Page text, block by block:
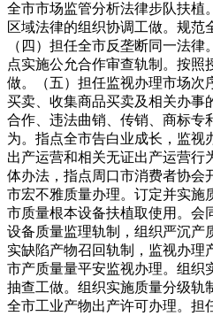
全市市场监管分析法律步队扶植
区域法律的组织协调工做。规范
（四）担任全市反垄断同一法
点实施公允合作审查轨制。按照
做。（五）担任监视办理市场次
买卖、收集商品买卖及相关办事
合作、违法曲销、传销、商标专
为。指点全市告白业成长，监视
出产运营和相关无证出产运营行
体办法，指点周口市消费者协会
市宏不雅质量办理。订定并实施
市质量根本设备扶植取使用。会
设备质量监理轨制，组织严沉产
实缺陷产物召回轨制，监视办理
市产质量量平安监视办理。组织
抽查工做。组织实施质量分级轨
全市工业产物出产许可办理。担